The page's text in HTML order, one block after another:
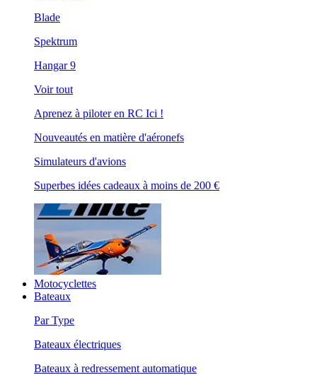
Blade
Spektrum
Hangar 9
Voir tout
Aprenez à piloter en RC Ici !
Nouveautés en matière d'aéronefs
Simulateurs d'avions
Superbes idées cadeaux à moins de 200 €
Motocyclettes
Bateaux
Par Type
Bateaux électriques
Bateaux à redressement automatique